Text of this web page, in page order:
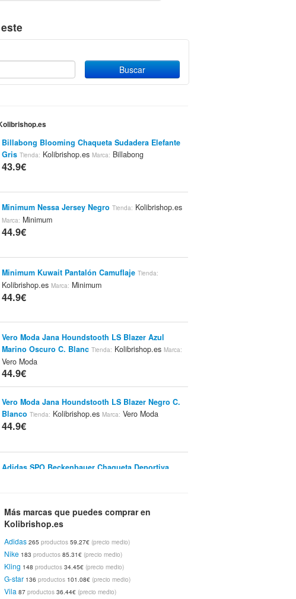
Billabong Blooming Chaqueta Sudadera Elefante
Gris Tienda: Kolibrishop.es Marca: Billabong
43.9€
Minimum Nessa Jersey Negro Tienda: Kolibrishop.es
Marca: Minimum
44.9€
Minimum Kuwait Pantalón Camuflaje Tienda:
Kolibrishop.es Marca: Minimum
44.9€
Vero Moda Jana Houndstooth LS Blazer Azul
Marino Oscuro C. Blanc Tienda: Kolibrishop.es Marca:
Vero Moda
44.9€
Vero Moda Jana Houndstooth LS Blazer Negro C.
Blanco Tienda: Kolibrishop.es Marca: Vero Moda
44.9€
Adidas SPO Beckenbauer Chaqueta Deportiva
Adidas SPO Beckenbauer Negro
Kolibrishop.esMarca: Adidas
44.9€
Just Female Panamá Blusa Notas Azules
Más marcas que puedes comprar en
Kolibrishop.es
Adidas 265productos 59.27€ (precio medio)
Nike 183productos 85.31€ (precio medio)
Kling 148productos 34.45€ (precio medio)
G-star 136productos 101.08€ (precio medio)
Vila 87productos 36.44€ (precio medio)